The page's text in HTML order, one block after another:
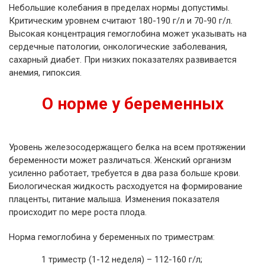
Небольшие колебания в пределах нормы допустимы.
Критическим уровнем считают 180-190 г/л и 70-90 г/л.
Высокая концентрация гемоглобина может указывать на
сердечные патологии, онкологические заболевания,
сахарный диабет. При низких показателях развивается
анемия, гипоксия.
О норме у беременных
Уровень железосодержащего белка на всем протяжении
беременности может различаться. Женский организм
усиленно работает, требуется в два раза больше крови.
Биологическая жидкость расходуется на формирование
плаценты, питание малыша. Изменения показателя
происходит по мере роста плода.
Норма гемоглобина у беременных по триместрам:
1 триместр (1-12 неделя) – 112-160 г/л;